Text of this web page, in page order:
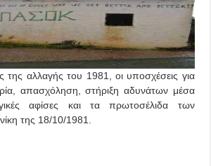
της αλλαγής του 1981, οι υποσχέσεις για
απασχόληση, στήριξη αδυνάτων μέσα
αφίσες και τα πρωτοσέλιδα των
της 18/10/1981.